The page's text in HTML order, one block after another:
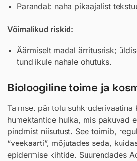
Parandab naha pikaajalist
Võimalikud riskid:
Äärmiselt madal ärritusrisk;
tundlikule nahale ohutuks.
Bioloogiline toime ja
Taimset päritolu suhkruderivaatina
humektantide hulka, mis pakuvad
pindmist niisutust. See toimib,
“veekaarti”, mõjutades seda,
epidermise kihtide. Suurendades